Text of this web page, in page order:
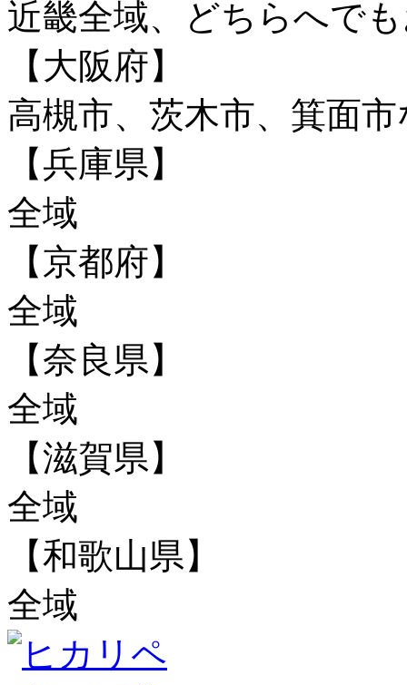
近畿全域、どちらへで
【大阪府】
高槻市、茨木市、箕面
【兵庫県】
全域
【京都府】
全域
【奈良県】
全域
【滋賀県】
全域
【和歌山県】
全域